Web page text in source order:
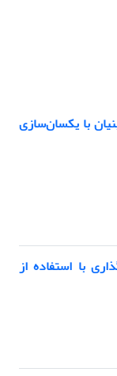
با یکسان‌سازی
با استفاده از